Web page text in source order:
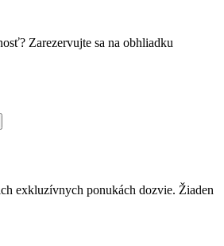
Zarezervujte sa na obhliadku
exkluzívnych ponukách dozvie. Žiaden